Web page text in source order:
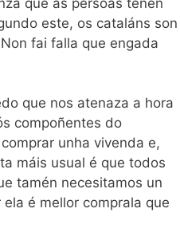
este, os cataláns son
fai falla que engada
que nos atenaza a hora
compoñentes do
unha vivenda e,
máis usual é que todos
tamén necesitamos un
é mellor comprala que